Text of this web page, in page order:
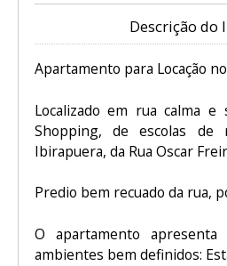
Descrição do
Apartamento para Locação
Localizado em rua calma
Shopping, de escolas de
Ibirapuera, da Rua Oscar
Predio bem recuado da rua,
O apartamento
ambientes bem definidos: